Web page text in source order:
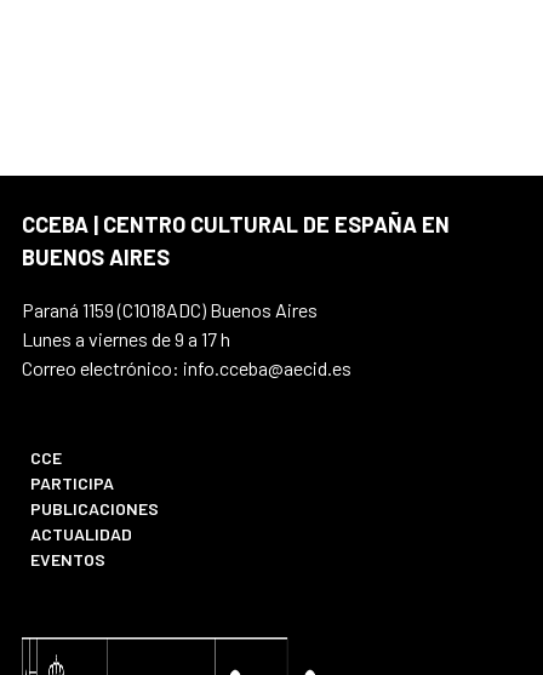
CCEBA | CENTRO CULTURAL DE ESPAÑA EN
BUENOS AIRES
Paraná 1159 (C1018ADC) Buenos Aires
Lunes a viernes de 9 a 17 h
Correo electrónico: info.cceba@aecid.es
CCE
PARTICIPA
PUBLICACIONES
ACTUALIDAD
EVENTOS